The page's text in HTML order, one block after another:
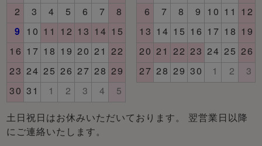
土日祝日はお休みいただいております。 翌営業日以降
にご連絡いたします。